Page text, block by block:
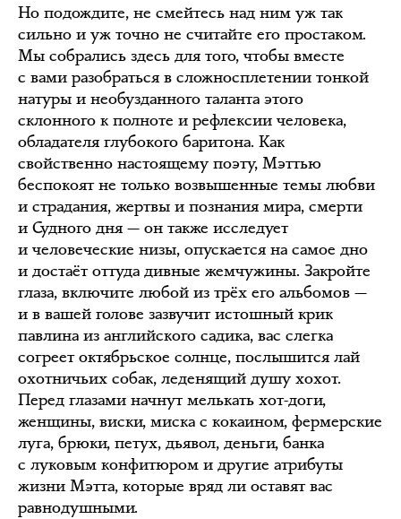
Но подождите, не смейтесь над ним уж так
сильно и уж точно не считайте его простаком.
Мы собрались здесь для того, чтобы вместе
с вами разобраться в сложносплетении тонкой
натуры и необузданного таланта этого
склонного к полноте и рефлексии человека,
обладателя глубокого баритона. Как
свойственно настоящему поэту, Мэттью
беспокоят не только возвышенные темы любви
и страдания, жертвы и познания мира, смерти
и Судного дня — он также исследует
и человеческие низы, опускается на самое дно
и достаёт оттуда дивные жемчужины. Закройте
глаза, включите любой из трёх его альбомов —
и в вашей голове зазвучит истошный крик
павлина из английского садика, вас слегка
согреет октябрьское солнце, послышится лай
охотничьих собак, леденящий душу хохот.
Перед глазами начнут мелькать хот-доги,
женщины, виски, миска с кокаином, фермерские
луга, брюки, петух, дьявол, деньги, банка
с луковым конфитюром и другие атрибуты
жизни Мэтта, которые вряд ли оставят вас
равнодушными.